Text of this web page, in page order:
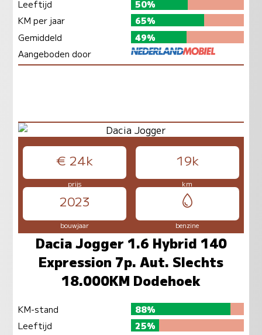
Leeftijd
50%
KM per jaar
65%
Gemiddeld
49%
Aangeboden door
€ 24k 19k
prijs km
2023
bouwjaar benzine
Dacia Jogger 1.6 Hybrid 140
Expression 7p. Aut. Slechts
18.000KM Dodehoek
KM-stand
88%
Leeftijd
25%